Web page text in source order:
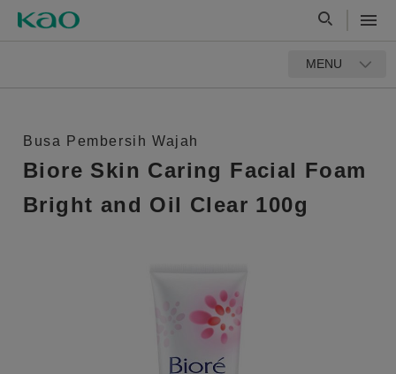
MENU
Busa Pembersih Wajah
Biore Skin Caring Facial Foam
Bright and Oil Clear 100g